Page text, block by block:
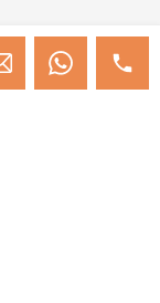
- Corretor de Imóveis